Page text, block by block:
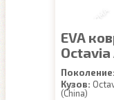
EVA
Octavia
Поколение:
Кузов:
(China)